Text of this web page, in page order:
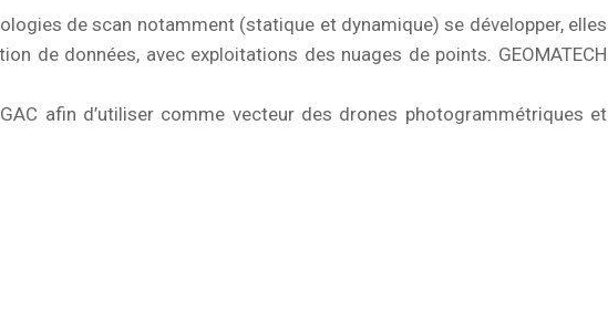
de scan notamment (statique et dynamique) se développer, elles
de données, avec exploitations des nuages de points. GEOMATECH
afin d’utiliser comme vecteur des drones photogrammétriques et